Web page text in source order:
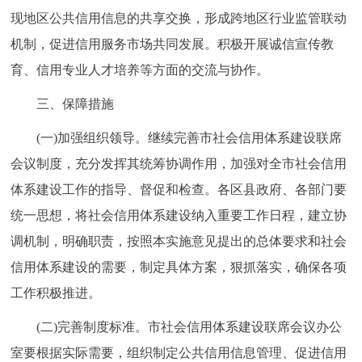
现地区公共信用信息的共享交换，形成跨地区行业监管联动
机制，促进信用服务市场共同发展。积极开展诚信宣传教
育、信用专业人才培养等方面的交流与协作。
三、保障措施
(一)加强组织领导。继续完善市社会信用体系建设联席
会议制度，充分发挥其统筹协调作用，加强对全市社会信用
体系建设工作的指导、督促和检查。各区县政府、各部门要
统一思想，将社会信用体系建设纳入重要工作日程，建立协
调机制，明确职责，按照本实施意见提出的总体要求和社会
信用体系建设的需要，制定具体方案，狠抓落实，确保各项
工作积极推进。
(二)完善制度标准。市社会信用体系建设联席会议办公
室要根据实际需要，组织制定公共信用信息管理、促进信用